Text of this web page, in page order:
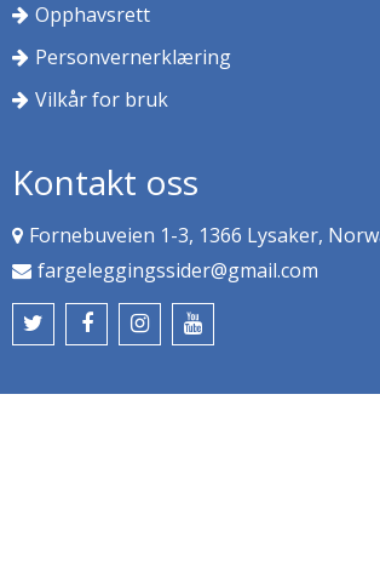
Opphavsrett
Personvernerklæring
Vilkår for bruk
Kontakt oss
Fornebuveien 1-3, 1366 Lysaker,
fargeleggingssider@gmail.com